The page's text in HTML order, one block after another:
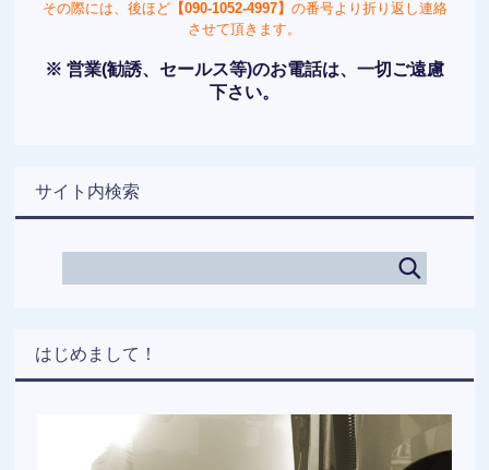
その際には、後ほど【090-1052-4997】 の番号より折り返し連絡
させて頂きます。
※ 営業(勧誘、セールス等)のお電話は、一切ご遠慮
下さい。
サイト内検索
はじめまして！